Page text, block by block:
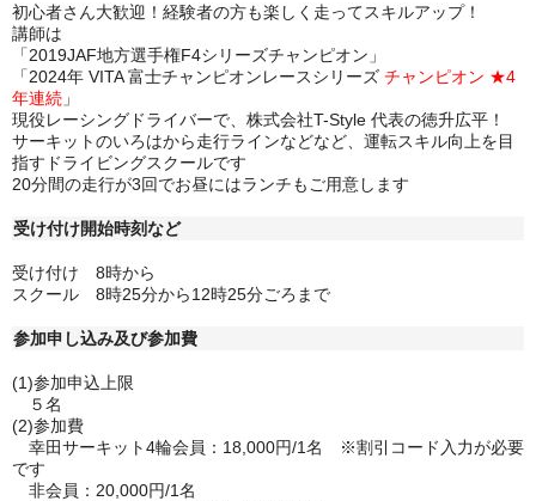
初心者さん大歓迎！経験者の方も楽しく走ってスキルアップ！
講師は
「2019JAF地方選手権F4シリーズチャンピオン」
「2024年 VITA 富士チャンピオンレースシリーズ チャンピオン ★4
年連続 」
現役レーシングドライバーで、株式会社T-Style 代表の徳升広平！
サーキットのいろはから走行ラインなどなど、運転スキル向上を目
指すドライビングスクールです
20分間の走行が3回でお昼にはランチもご用意します
受け付け開始時刻など
受け付け 8時から
スクール 8時25分から12時25分ごろまで
参加申し込み及び参加費
(1)参加申込上限
５名
(2)参加費
幸田サーキット4輪会員：18,000円/1名 ※割引コード入力が必要
です
非会員：20,000円/1名